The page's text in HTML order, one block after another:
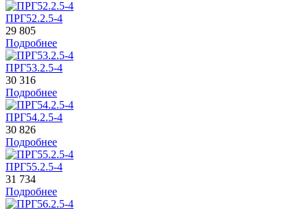
ПРГ52.2.5-4
29 805
Подробнее
ПРГ53.2.5-4
30 316
Подробнее
ПРГ54.2.5-4
30 826
Подробнее
ПРГ55.2.5-4
31 734
Подробнее